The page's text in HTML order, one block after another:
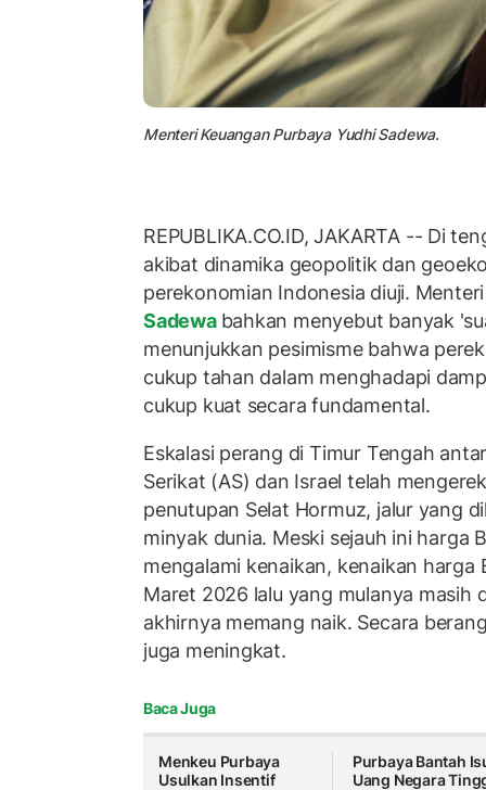
Menteri Keuangan Purbaya Yudhi Sadewa.
REPUBLIKA.CO.ID, JAKARTA -- Di
akibat dinamika geopolitik dan
perekonomian Indonesia diuji.
Sadewa bahkan menyebut banyak
menunjukkan pesimisme bahwa
cukup tahan dalam menghadapi
cukup kuat secara fundamental.
Eskalasi perang di Timur Tengah
Serikat (AS) dan Israel telah
penutupan Selat Hormuz, jalur yang
minyak dunia. Meski sejauh ini harga
mengalami kenaikan, kenaikan harga
Maret 2026 lalu yang mulanya masih
akhirnya memang naik. Secara
juga meningkat.
Baca Juga
Menkeu Purbaya
Usulkan Insentif
Purbaya Bantah
Uang Negara